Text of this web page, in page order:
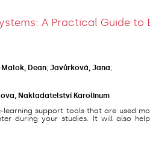
A Practical Guide to
Malok, Dean; Javůrková, Jana;
Nakladatelství Karolinum
learning support tools that are used
during your studies. It will also